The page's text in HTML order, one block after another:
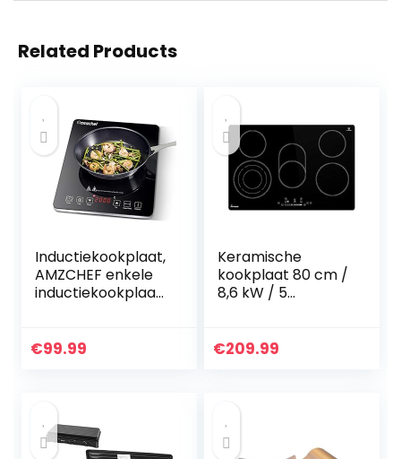
Related Products
Inductiekookplaat,
AMZCHEF enkele
inductiekookplaat
oppervlak,
€99.99
Keramische
kookplaat 80 cm /
8,6 kW / 5
/drievoudige en
€209.99